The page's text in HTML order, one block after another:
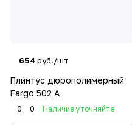
654 руб./шт
Плинтус дюрополимерный
Fargo 502 А
0 0 Наличие уточняйте